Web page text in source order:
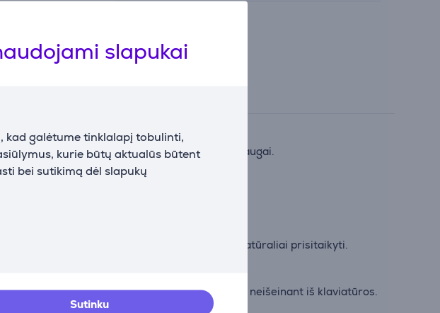
slapukai
kad galėtume tinklalapį tobulinti,
kurie būtų aktualūs būtent
bei sutikimą dėl slapukų
Sutinku
tiek patogiam rašymui, tiek kasdienei apsaugai.
mažina klaidų tikimybę rašant.
Lengvai įgaubti klavišai padeda pirštams natūraliai prisitaikyti.
sprendimas kūrybiniam ar biuro darbui neišeinant iš klaviatūros.